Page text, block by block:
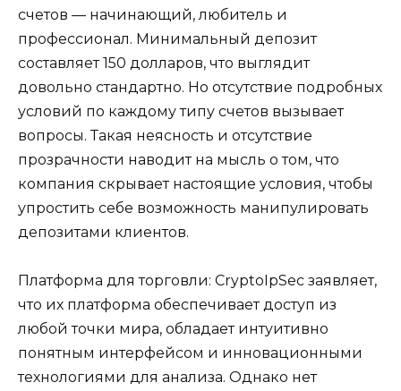
счетов — начинающий, любитель и
профессионал. Минимальный депозит
составляет 150 долларов, что выглядит
довольно стандартно. Но отсутствие подробных
условий по каждому типу счетов вызывает
вопросы. Такая неясность и отсутствие
прозрачности наводит на мысль о том, что
компания скрывает настоящие условия, чтобы
упростить себе возможность манипулировать
депозитами клиентов.
Платформа для торговли: CryptoIpSec заявляет,
что их платформа обеспечивает доступ из
любой точки мира, обладает интуитивно
понятным интерфейсом и инновационными
технологиями для анализа. Однако нет